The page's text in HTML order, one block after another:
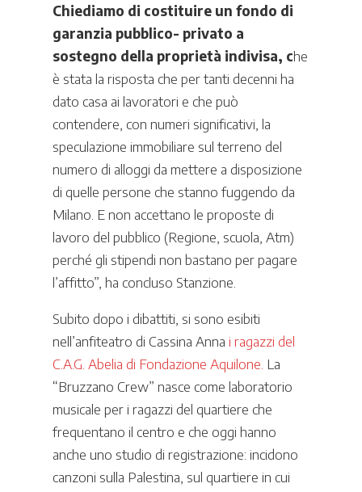
Chiediamo di costituire un fondo di
garanzia pubblico- privato a
sostegno della proprietà indivisa, che
è stata la risposta che per tanti decenni ha
dato casa ai lavoratori e che può
contendere, con numeri significativi, la
speculazione immobiliare sul terreno del
numero di alloggi da mettere a disposizione
di quelle persone che stanno fuggendo da
Milano. E non accettano le proposte di
lavoro del pubblico (Regione, scuola, Atm)
perché gli stipendi non bastano per pagare
l’affitto”, ha concluso Stanzione.
Subito dopo i dibattiti, si sono esibiti
nell’anfiteatro di Cassina Anna i ragazzi del
C.A.G. Abelia di Fondazione Aquilone. La
“Bruzzano Crew” nasce come laboratorio
musicale per i ragazzi del quartiere che
frequentano il centro e che oggi hanno
anche uno studio di registrazione: incidono
canzoni sulla Palestina, sul quartiere in cui